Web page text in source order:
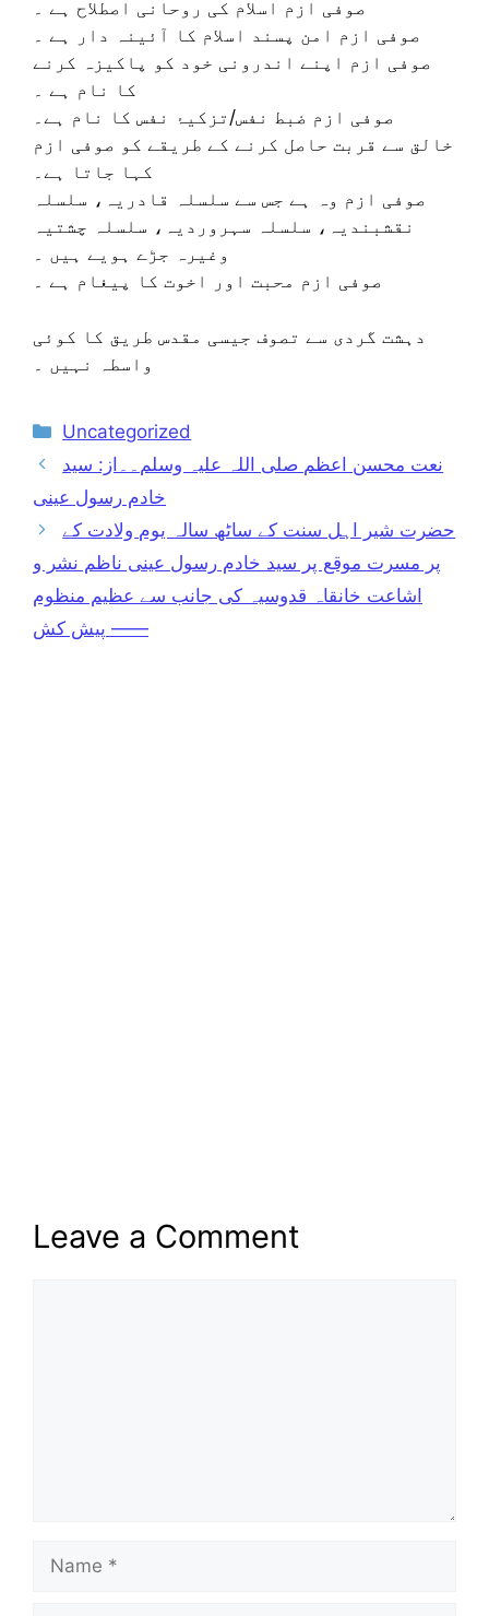
صوفی ازم اسلام کی روحانی اصطلاح ہے ۔
صوفی ازم امن پسند اسلام کا آئینہ دار ہے ۔
صوفی ازم اپنے اندرونی خود کو پاکیزہ کرنے
کا نام ہے ۔
صوفی ازم ضبط نفس/تزکیۂ نفس کا نام ہے۔
خالق سے قربت حاصل کرنے کے طریقے کو صوفی ازم
کہا جاتا ہے۔
صوفی ازم وہ ہے جس سے سلسلہ قادریہ، سلسلہ
نقشبندیہ، سلسلہ سہروردیہ، سلسلہ چشتیہ
وغیرہ جڑے ہویے ہیں ۔
صوفی ازم محبت اور اخوت کا پیغام ہے ۔
دہشت گردی سے تصوف جیسی مقدس طریق کا کوئی
واسطہ نہیں ۔
Categories
Uncategorized
نعت محسن اعظم صلی اللہ علیہ وسلم۔۔از: سید
خادم رسول عینی
حضرت شیر اہل سنت کے ساٹھ سالہ یوم ولادت کے
پر مسرت موقع پر سید خادم رسول عینی ناظم نشر و
اشاعت خانقاہ قدوسیہ کی جانب سے عظیم منظوم
پیش کش ——
Leave a Comment